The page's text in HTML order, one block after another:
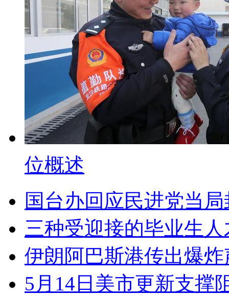
位概述
国台办回应民进党当局
三种受迎接的毕业生人
伊朗阿巴斯港传出爆炸
5月14日美市更新支撑